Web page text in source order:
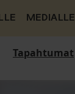
MEDIALLE
Tapahtumat